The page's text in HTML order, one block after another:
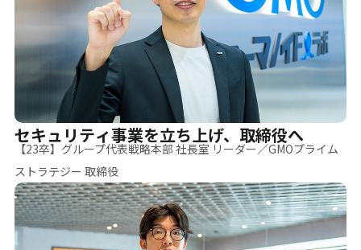
セキュリティ事業を立ち上げ、取締役へ
【23卒】グループ代表戦略本部 社長室 リーダー／GMOプライム
ストラテジー 取締役